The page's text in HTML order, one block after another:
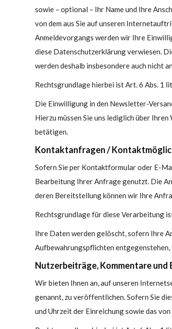
sowie – optional – Ihr Name und Ihre
von dem aus Sie auf unseren
Anmeldevorgangs werden wir Ihre
diese Datenschutzerklärung verwiesen.
werden deshalb insbesondere auch nicht
Rechtsgrundlage hierbei ist Art. 6 Abs. 1
Die Einwilligung in den Newsletter-
Hierzu müssen Sie uns lediglich über
betätigen.
Kontaktanfragen /
Sofern Sie per Kontaktformular oder E-
Bearbeitung Ihrer Anfrage genutzt. Die
deren Bereitstellung können wir Ihre
Rechtsgrundlage für diese Verarbeitung
Ihre Daten werden gelöscht, sofern Ihre
Aufbewahrungspflichten
Nutzerbeiträge, Kommentare und
Wir bieten Ihnen an, auf unseren
genannt, zu veröffentlichen. Sofern Sie
und Uhrzeit der Einreichung sowie das